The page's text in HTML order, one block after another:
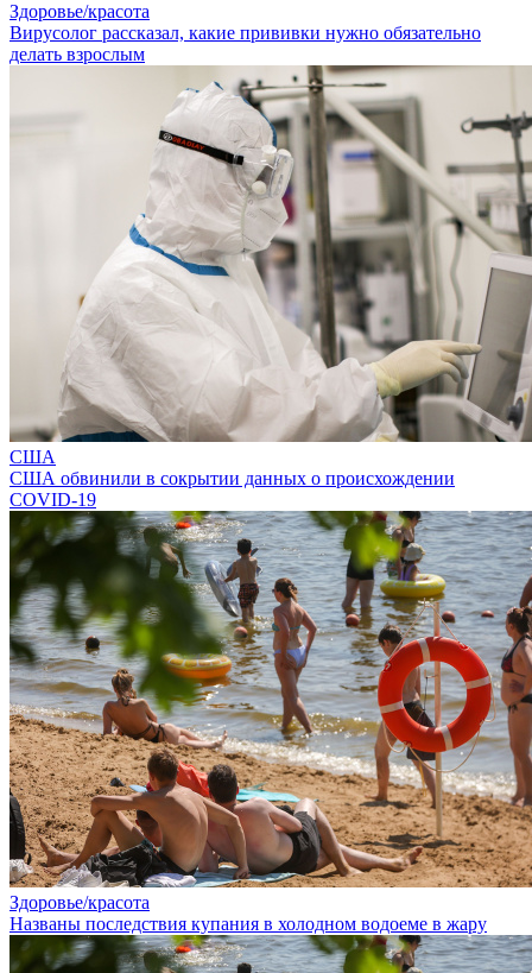
Здоровье/красота
Вирусолог рассказал, какие прививки нужно обязательно
делать взрослым
США
США обвинили в сокрытии данных о происхождении
COVID-19
Здоровье/красота
Названы последствия купания в холодном водоеме в жару